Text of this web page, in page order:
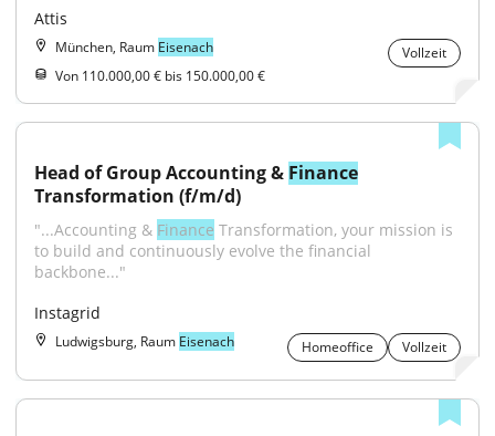
Attis
München, Raum Eisenach
Vollzeit
Von 110.000,00 € bis 150.000,00 €
Head of Group Accounting & Finance
Transformation (f/m/d)
"...Accounting & Finance Transformation, your mission is
to build and continuously evolve the financial
backbone..."
Instagrid
Ludwigsburg, Raum Eisenach Homeoffice Vollzeit